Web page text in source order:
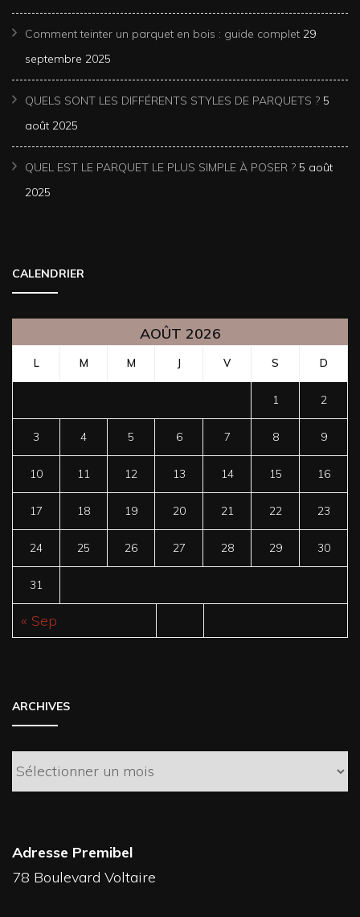
Comment teinter un parquet en bois : guide complet 29
septembre 2025
QUELS SONT LES DIFFÉRENTS STYLES DE PARQUETS ? 5
août 2025
QUEL EST LE PARQUET LE PLUS SIMPLE À POSER ? 5 août
2025
CALENDRIER
AOÛT 2026
L M M J V S D
1 2
3 4 5 6 7 8 9
10 11 12 13 14 15 16
17 18 19 20 21 22 23
24 25 26 27 28 29 30
31
« Sep
ARCHIVES
Archives
Adresse Premibel
78 Boulevard Voltaire